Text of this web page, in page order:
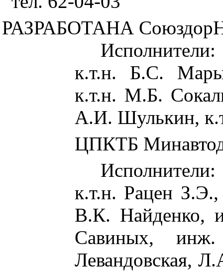
РАЗРАБОТАНА
Исполнители:
к.т.н. Б.С.
к.т.н. М.Б.
А.И. Шулькин,
ЦПКТБ
Исполнители:
к.т.н. Рацен
В.К. Найденко,
Савиных,
Левандовская,